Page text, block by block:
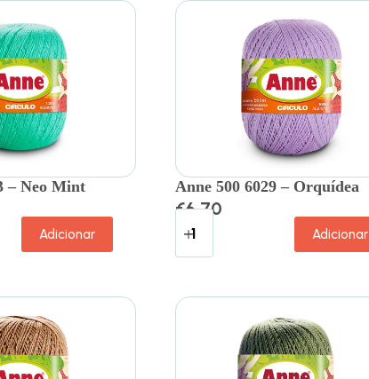
– Neo Mint
Adicionar
Anne 500 6029 – Orquídea
€6.70
Adicionar